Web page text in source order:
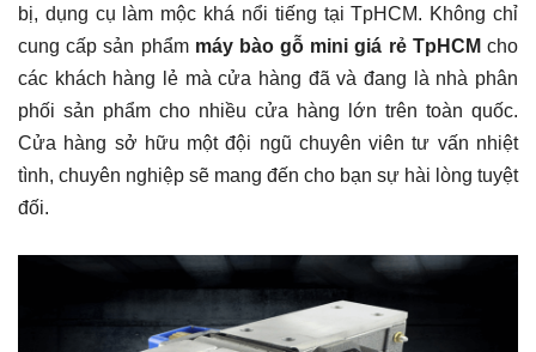
bị, dụng cụ làm mộc khá nổi tiếng tại TpHCM. Không chỉ
cung cấp sản phẩmmáy bào gỗ mini giá rẻ TpHCMcho
các khách hàng lẻ mà cửa hàng đã và đang là nhà phân
phối sản phẩm cho nhiều cửa hàng lớn trên toàn quốc.
Cửa hàng sở hữu một đội ngũ chuyên viên tư vấn nhiệt
tình, chuyên nghiệp sẽ mang đến cho bạn sự hài lòng tuyệt
đối.